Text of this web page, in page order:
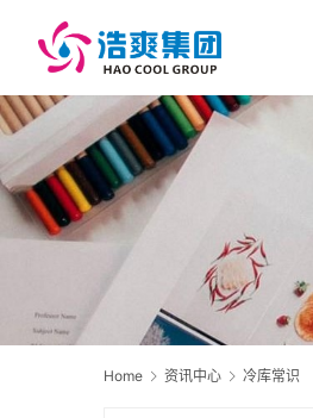
Home 资讯中心 冷库常识